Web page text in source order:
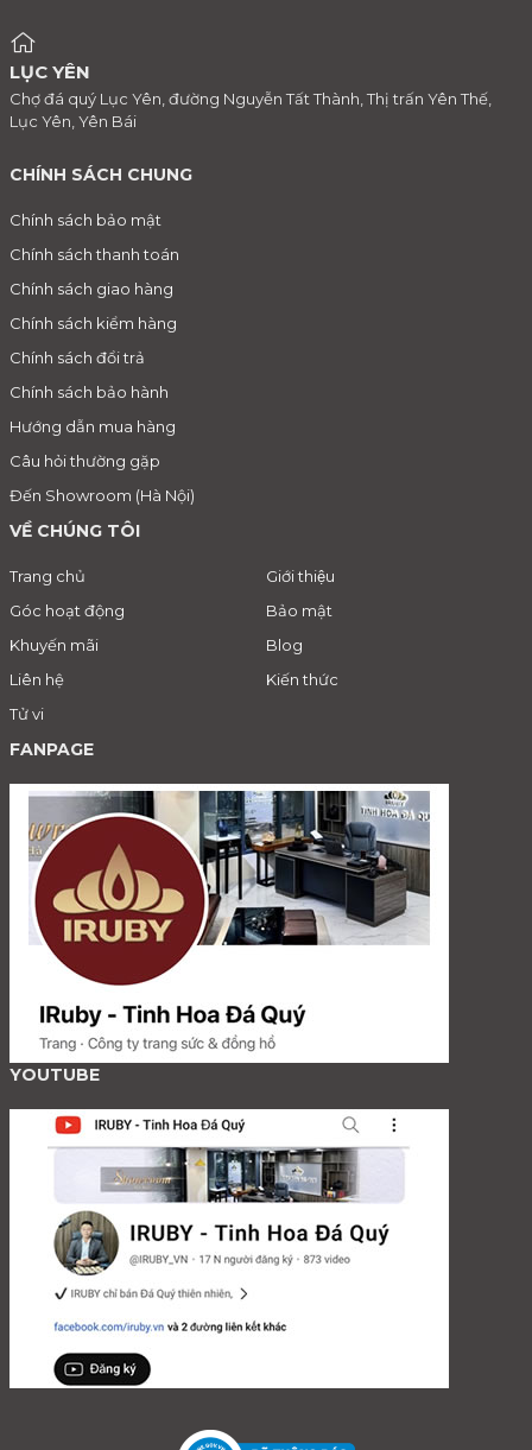
LỤC YÊN
Chợ đá quý Lục Yên, đường Nguyễn Tất Thành, Thị trấn Yên Thế,
Lục Yên, Yên Bái
CHÍNH SÁCH CHUNG
Chính sách bảo mật
Chính sách thanh toán
Chính sách giao hàng
Chính sách kiểm hàng
Chính sách đổi trả
Chính sách bảo hành
Hướng dẫn mua hàng
Câu hỏi thường gặp
Đến Showroom (Hà Nội)
VỀ CHÚNG TÔI
Trang chủ
Giới thiệu
Góc hoạt động
Bảo mật
Khuyến mãi
Blog
Liên hệ
Kiến thức
Tử vi
FANPAGE
YOUTUBE